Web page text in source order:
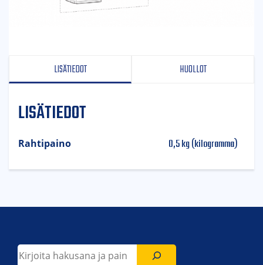
LISÄTIEDOT HUOLLOT
LISÄTIEDOT
Rahtipaino 0,5 kg (kilogramma)
Etsi